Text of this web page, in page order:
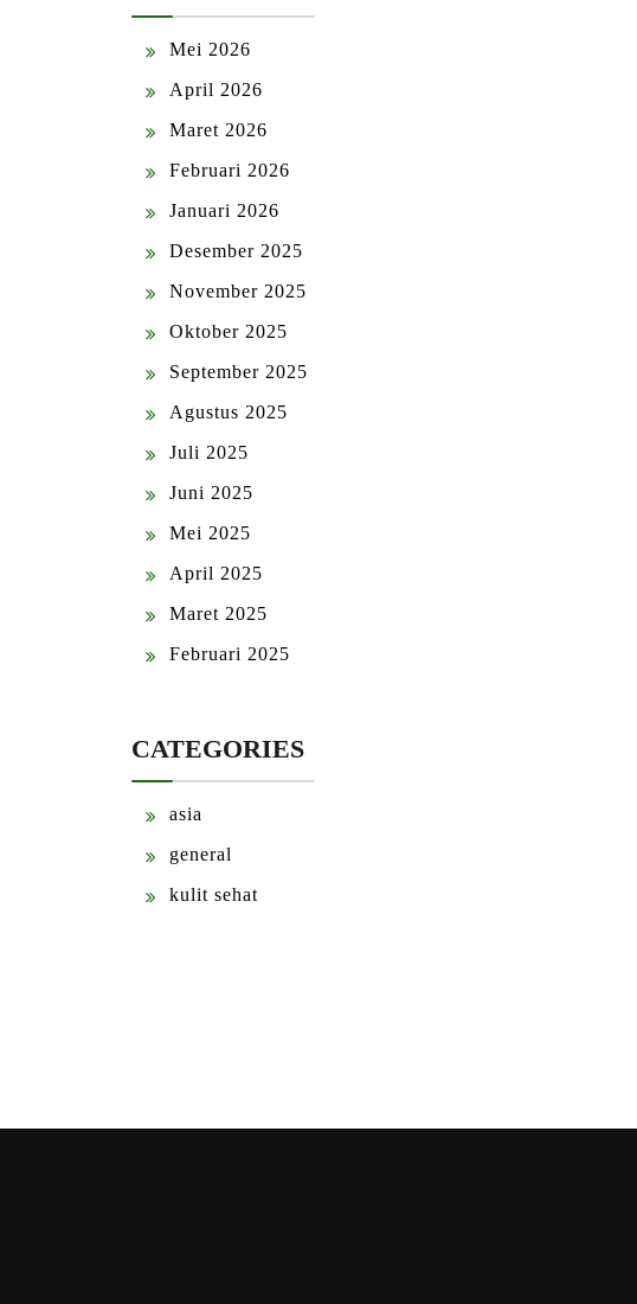
Mei 2026
April 2026
Maret 2026
Februari 2026
Januari 2026
Desember 2025
November 2025
Oktober 2025
September 2025
Agustus 2025
Juli 2025
Juni 2025
Mei 2025
April 2025
Maret 2025
Februari 2025
CATEGORIES
asia
general
kulit sehat